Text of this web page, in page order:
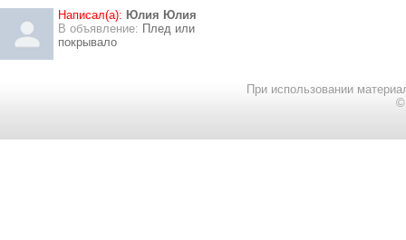
Написал(а): Юлия Юлия
В объявление: Плед или
покрывало
При использовании